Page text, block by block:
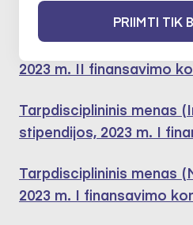
Tarpdisciplininis menas
2023 m. II finansavimo
Tarpdisciplininis menas
stipendijos, 2023 m. I
Tarpdisciplininis menas
2023 m. I finansavimo
PRIIMTI TIK